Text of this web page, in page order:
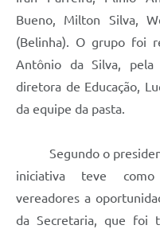
Bueno, Milton Silva,
(Belinha). O grupo foi
Antônio da Silva, pela
diretora de Educação,
da equipe da pasta.
Segundo o
iniciativa teve
vereadores a
da Secretaria, que foi